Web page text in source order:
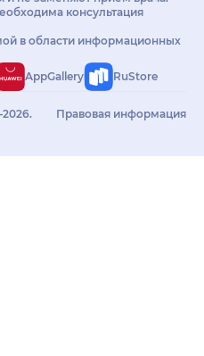
консультация
в области информационных
AppGallery RuStore
Правовая информация